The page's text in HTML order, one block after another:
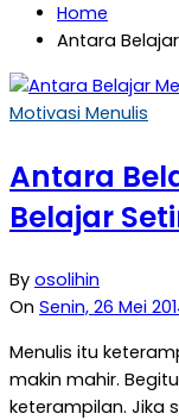
Home
Antara
Motivasi Menulis
Antara
Belajar
By osolihin
On Senin, 26 Mei
Menulis itu
makin mahir.
keterampilan. Jika